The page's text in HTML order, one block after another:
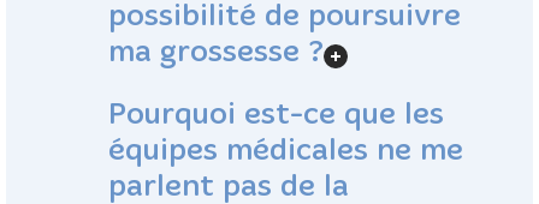
possibilité de poursuivre
ma grossesse ?
Pourquoi est-ce que les
équipes médicales ne me
parlent pas de la